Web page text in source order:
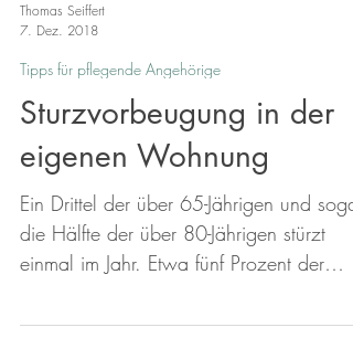
Altersstudie schließen. Vielleicht liegt es
gut ist für das Herz-Kreislauf-System. Oder
am Geschichten erzählen, das geistig fit
und jung hält. Allerdings ist auch ein
wenig Vorsicht geboten: Viel hilft viel, g
Thomas Seiffert
7. Dez. 2018
Tipps für pflegende Angehörige
Sturzvorbeugung in der
eigenen Wohnung
Ein Drittel der über 65-Jährigen und sogar
die Hälfte der über 80-Jährigen stürzt
einmal im Jahr. Etwa fünf Prozent der
davon. Deshalb sollten ältere Menschen